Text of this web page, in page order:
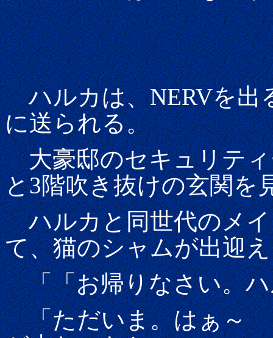
ハルカは、NERVを出
に送られる。
大豪邸のセキュリティ
と3階吹き抜けの玄関を
ハルカと同世代のメイ
て、猫のシャムが出迎
「「お帰りなさい。ハ
「ただいま。はぁ～